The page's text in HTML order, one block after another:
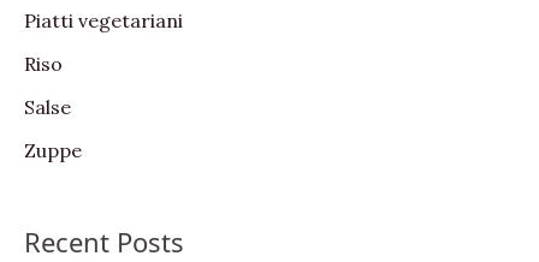
Piatti vegetariani
Riso
Salse
Zuppe
Recent Posts